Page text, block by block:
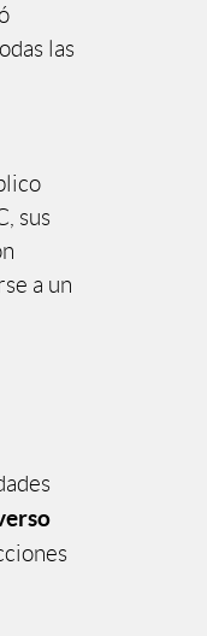
las
sus
a un